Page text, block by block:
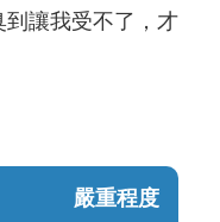
到讓我受不了，才
嚴重程度